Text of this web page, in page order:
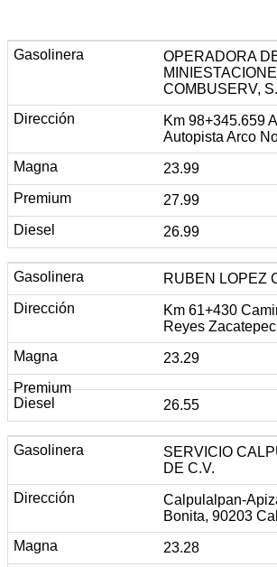
OPERADORA
COMBUSERV,
Km 98+345.659
Autopista Arco
23.99
27.99
26.99
RUBEN LOPEZ
Km 61+430
Reyes
23.29
26.55
SERVICIO
DE C.V.
Calpulalpan-
Bonita, 90203
23.28